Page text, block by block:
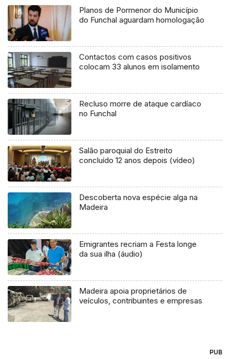
Planos de Pormenor do Município
do Funchal aguardam homologação
Contactos com casos positivos
colocam 33 alunos em isolamento
Recluso morre de ataque cardíaco
no Funchal
Salão paroquial do Estreito
concluído 12 anos depois (vídeo)
Descoberta nova espécie alga na
Madeira
Emigrantes recriam a Festa longe
da sua ilha (áudio)
Madeira apoia proprietários de
veículos, contribuintes e empresas
PUB